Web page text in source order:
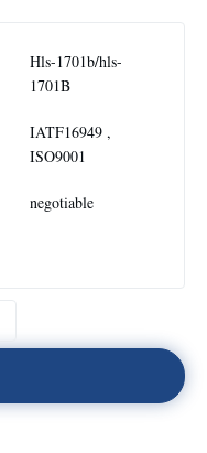
Hls-1701b/hls-
1701B
IATF16949 ,
ISO9001
negotiable